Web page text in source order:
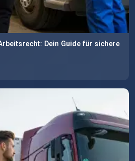
Dein Guide für sichere